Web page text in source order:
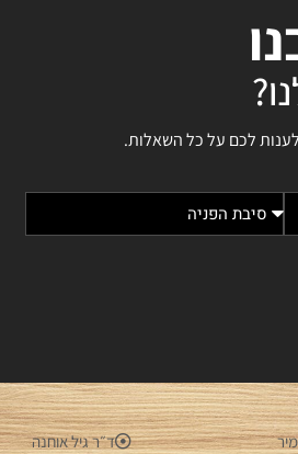
לכם על כל השאלות.
ד״ר גיל אוחנה